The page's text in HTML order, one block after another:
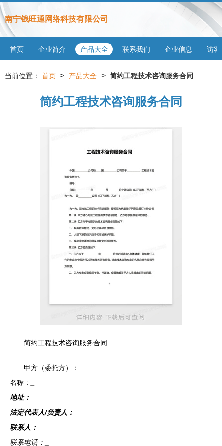
南宁钱旺通网络科技有限公司
首页 企业简介 产品大全 联系我们 企业信息 访客
当前位置： 首页 > 产品大全 > 简约工程技术咨询服务合同
简约工程技术咨询服务合同
简约工程技术咨询服务合同
甲方（委托方）：
名称：
地址：
法定代表人/负责人：
联系人：
联系电话：